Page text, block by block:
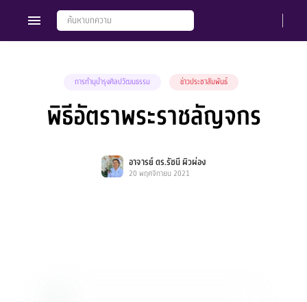
การทำนุบำรุงศิลปวัฒนธรรม ข่าวประชาสัมพันธ์
พิธีอัตราพระราชลัญจกร
อาจารย์ ดร.รัชนี ผิวผ่อง
20 พฤศจิกายน 2021
Groups